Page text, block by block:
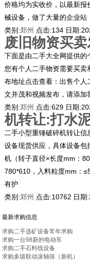
价格均为实收价，以最新
械设备，做了大量的企业
类别:郑州 点击:134 日期:
废旧物资买
下面是由二手大全网提供
您有个人二手物资需要买
布地址点击查看：出售个人
文并茂和视频发布，请添
类别:郑州 点击:629 日期:
机转让:打水
二手小型重锤破碎机转让
设备现货供应，具体设备
机（转子直径×长度mm：
780*610，入料粒度mm：
有护
类别:郑州 点击:10762 日期:
最新求购信息
求购二手选矿设备常年求购
求购一台98新的电动车
求购二手石料线设备
求购多级联动滚轴筛（新机）